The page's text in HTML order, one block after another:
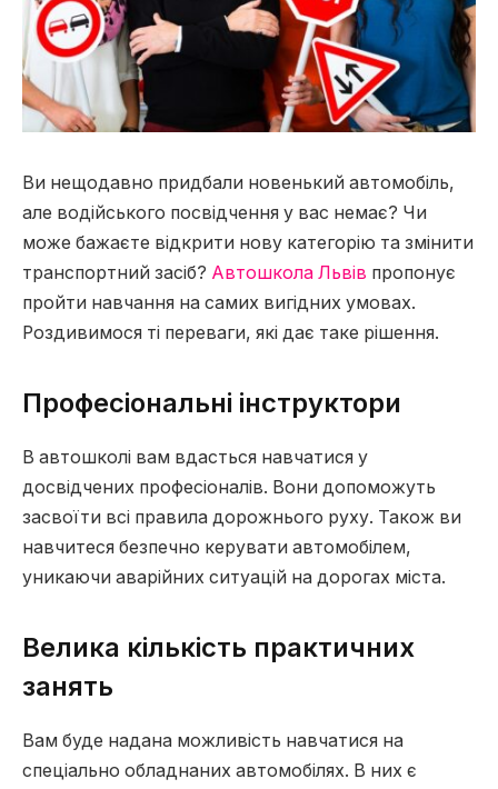
Ви нещодавно придбали новенький автомобіль,
але водійського посвідчення у вас немає? Чи
може бажаєте відкрити нову категорію та змінити
транспортний засіб? Автошкола Львів пропонує
пройти навчання на самих вигідних умовах.
Роздивимося ті переваги, які дає таке рішення.
Професіональні інструктори
В автошколі вам вдасться навчатися у
досвідчених професіоналів. Вони допоможуть
засвоїти всі правила дорожнього руху. Також ви
навчитеся безпечно керувати автомобілем,
уникаючи аварійних ситуацій на дорогах міста.
Велика кількість практичних
занять
Вам буде надана можливість навчатися на
спеціально обладнаних автомобілях. В них є